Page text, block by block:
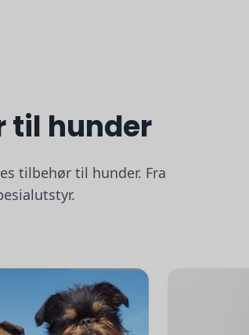
til hunder
tilbehør til hunder. Fra